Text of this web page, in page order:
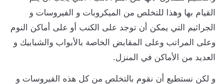
القيام بها وهذا للتخلص من الميكروبات و الفيروسات و
الجراثيم التي يمكن أن توجد على الكنب أو على أماكن النوم
وعلى المراتب وعلى المقابض الخاصة بالأبواب والشبابيك و
العديد من الأماكن في المنزل.
و لكن نستطيع أن نقوم بالتخلص من كل هذه الفيروسات و